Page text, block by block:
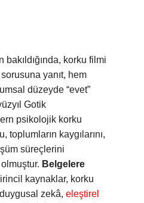
korku filmi
sorusuna yanıt, hem
düzeyde “evet”
Gotik
psikolojik korku
toplumların kaygılarını,
süreçlerini
Belgelere
kaynaklar, korku
zekâ, eleştirel